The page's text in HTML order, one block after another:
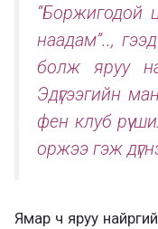
“Боржигодой
наадам”..,
болж яруу
Эдүгээгийн
фен клуб рүү
оржээ гэж
Ямар ч яруу